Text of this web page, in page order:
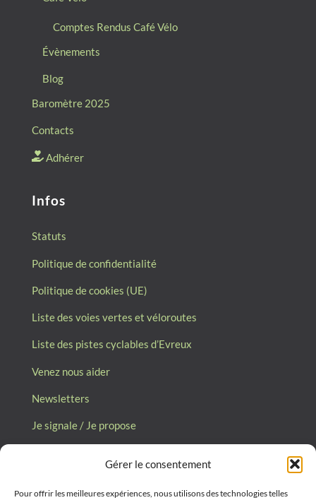
Gérer le consentement
Pour offrir les meilleures expériences, nous utilisons des technologies telles
Comptes Rendus Café Vélo
Évènements
Blog
Baromètre 2025
Contacts
Adhérer
Infos
Statuts
Politique de confidentialité
Politique de cookies (UE)
Liste des voies vertes et véloroutes
Liste des pistes cyclables d’Evreux
Venez nous aider
Newsletters
Je signale / Je propose
Collectif des Usagers de la Bicyclette